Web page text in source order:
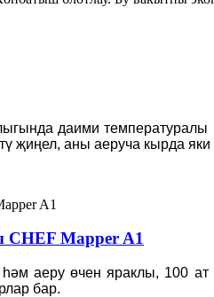
даими
җиңел, аны аеруча кырда
CHEF Mapper A1
аеру өчен яраклы, 100
бар.